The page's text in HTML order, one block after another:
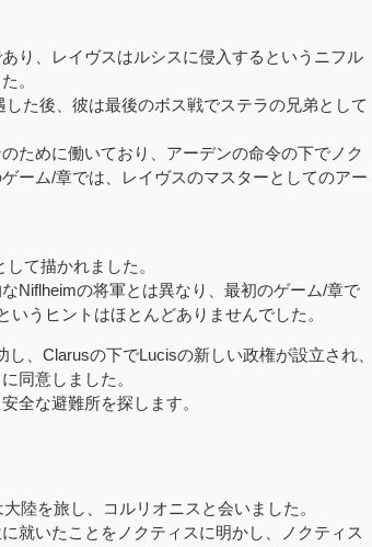
り、レイヴスはルシスに侵入するというニフル
。
た後、彼は最後のボス戦でステラの兄弟として
ために働いており、アーデンの命令の下でノク
ーム/章では、レイヴスのマスターとしてのアー
て描かれました。
Niflheimの将軍とは異なり、最初のゲーム/章で
うヒントはほとんどありませんでした。
、Clarusの下でLucisの新しい政権が設立され、
同意しました。
全な避難所を探します。
陸を旅し、コルリオニスと会いました。
就いたことをノクティスに明かし、ノクティス